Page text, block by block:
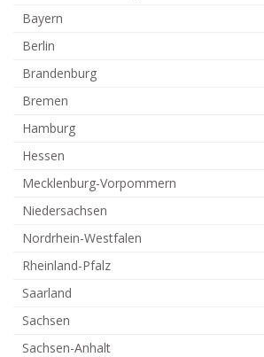
Bayern
Berlin
Brandenburg
Bremen
Hamburg
Hessen
Mecklenburg-Vorpommern
Niedersachsen
Nordrhein-Westfalen
Rheinland-Pfalz
Saarland
Sachsen
Sachsen-Anhalt